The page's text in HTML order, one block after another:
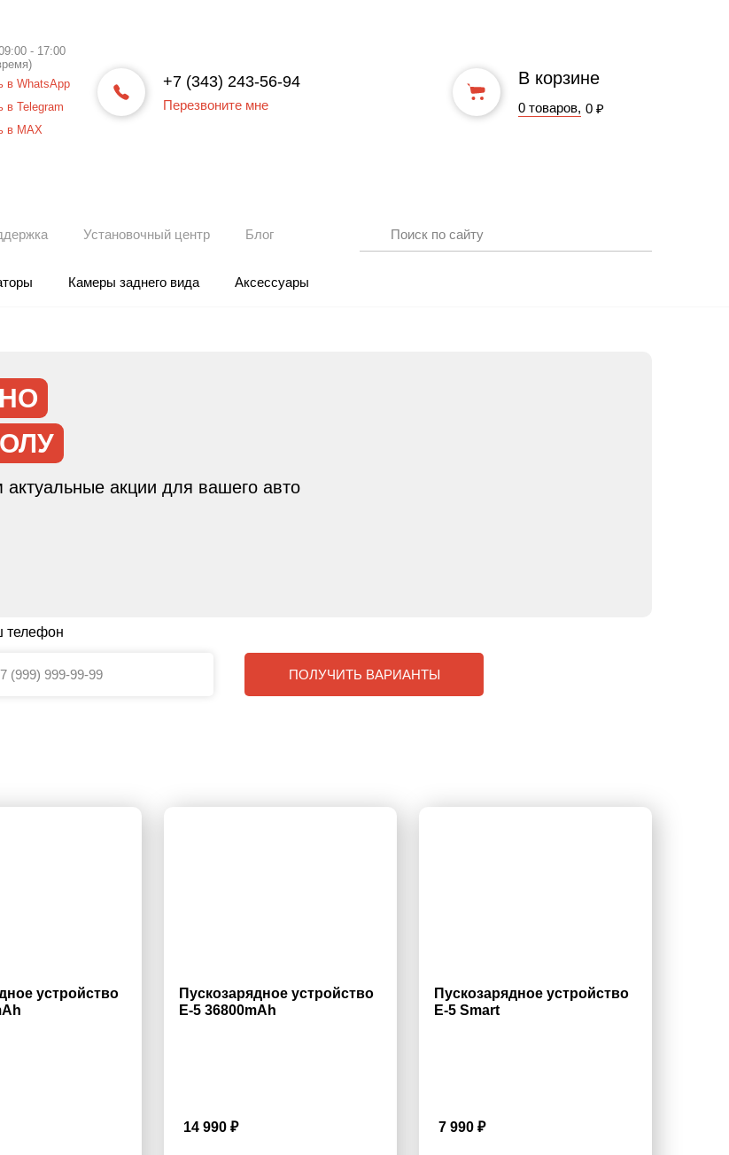
- 17:00
в WhatsApp
в Telegram
в МАХ
+7 (343) 243-56-94
Перезвоните мне
В корзине
0 товаров, 0 ₽
Установочный центр Блог
Камеры заднего вида Аксессуары
актуальные акции для вашего авто
телефон
ПОЛУЧИТЬ ВАРИАНТЫ
устройство
Пускозарядное устройство
E-5 36800mAh
14 990 ₽
Пускозарядное устройство
E-5 Smart
7 990 ₽